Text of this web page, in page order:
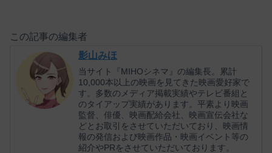
この記事の編集者
影山みほ
当サイト『MIHOシネマ』の編集長。累計
10,000本以上の映画を見てきた映画愛好家で
す。多数のメディア掲載実績やテレビ番組と
のタイアップ実績があります。平素より映画
監督、俳優、映画配給会社、映画宣伝会社な
どとお取引をさせていただいており、映画情
報の発信および映画作品・映画イベント等の
紹介やPRをさせていただいております。